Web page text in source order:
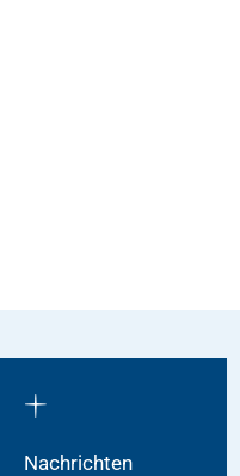
Nachrichten